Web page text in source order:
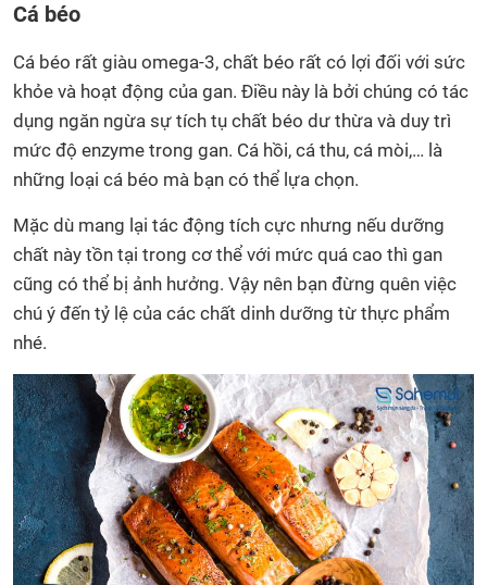
Cá béo
Cá béo rất giàu omega-3, chất béo rất có lợi đối với sức
khỏe và hoạt động của gan. Điều này là bởi chúng có tác
dụng ngăn ngừa sự tích tụ chất béo dư thừa và duy trì
mức độ enzyme trong gan. Cá hồi, cá thu, cá mòi,… là
những loại cá béo mà bạn có thể lựa chọn.
Mặc dù mang lại tác động tích cực nhưng nếu dưỡng
chất này tồn tại trong cơ thể với mức quá cao thì gan
cũng có thể bị ảnh hưởng. Vậy nên bạn đừng quên việc
chú ý đến tỷ lệ của các chất dinh dưỡng từ thực phẩm
nhé.